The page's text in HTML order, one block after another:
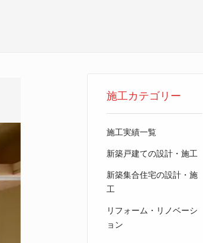
施工カテゴリー
施工実績一覧
新築戸建ての設計・施工
新築集合住宅の設計・施
工
リフォーム・リノベーシ
ョン